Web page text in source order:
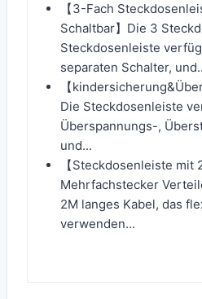
【3-Fach
Schaltbar】Die 3
Steckdosenleiste
separaten Schalter,
【
Die Steckdosenleiste
Überspannungs-,
und...
【Steckdosenleiste mit
Mehrfachstecker
2M langes Kabel, das
verwenden...